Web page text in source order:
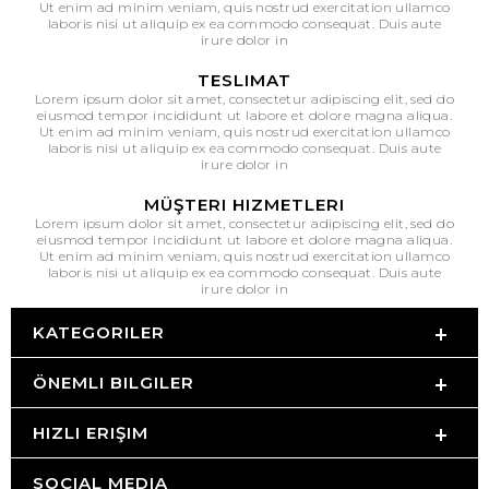
Ut enim ad minim veniam, quis nostrud exercitation ullamco
laboris nisi ut aliquip ex ea commodo consequat. Duis aute
irure dolor in
TESLIMAT
Lorem ipsum dolor sit amet, consectetur adipiscing elit, sed do
eiusmod tempor incididunt ut labore et dolore magna aliqua.
Ut enim ad minim veniam, quis nostrud exercitation ullamco
laboris nisi ut aliquip ex ea commodo consequat. Duis aute
irure dolor in
MÜŞTERI HIZMETLERI
Lorem ipsum dolor sit amet, consectetur adipiscing elit, sed do
eiusmod tempor incididunt ut labore et dolore magna aliqua.
Ut enim ad minim veniam, quis nostrud exercitation ullamco
laboris nisi ut aliquip ex ea commodo consequat. Duis aute
irure dolor in
KATEGORILER
ÖNEMLI BILGILER
HIZLI ERIŞIM
SOCIAL MEDIA